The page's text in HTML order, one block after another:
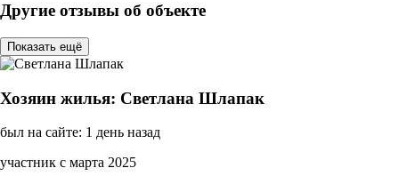
Другие отзывы об объекте
Показать ещё
Хозяин жилья: Светлана Шлапак
был на сайте: 1 день назад
участник с марта 2025